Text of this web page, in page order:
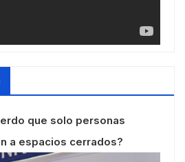
que solo personas
a espacios cerrados?